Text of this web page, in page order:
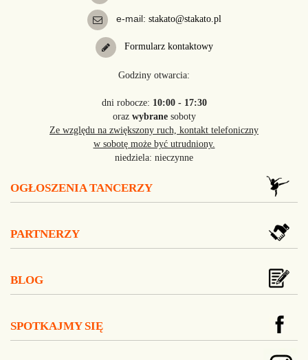
e-mail: stakato@stakato.pl
Formularz kontaktowy
Godziny otwarcia:
dni robocze: 10:00 - 17:30
oraz wybranesoboty
Ze względu na zwiększony ruch, kontakt telefoniczny
w sobotę może być utrudniony.
niedziela: nieczynne
OGŁOSZENIA TANCERZY
PARTNERZY
BLOG
SPOTKAJMY SIĘ